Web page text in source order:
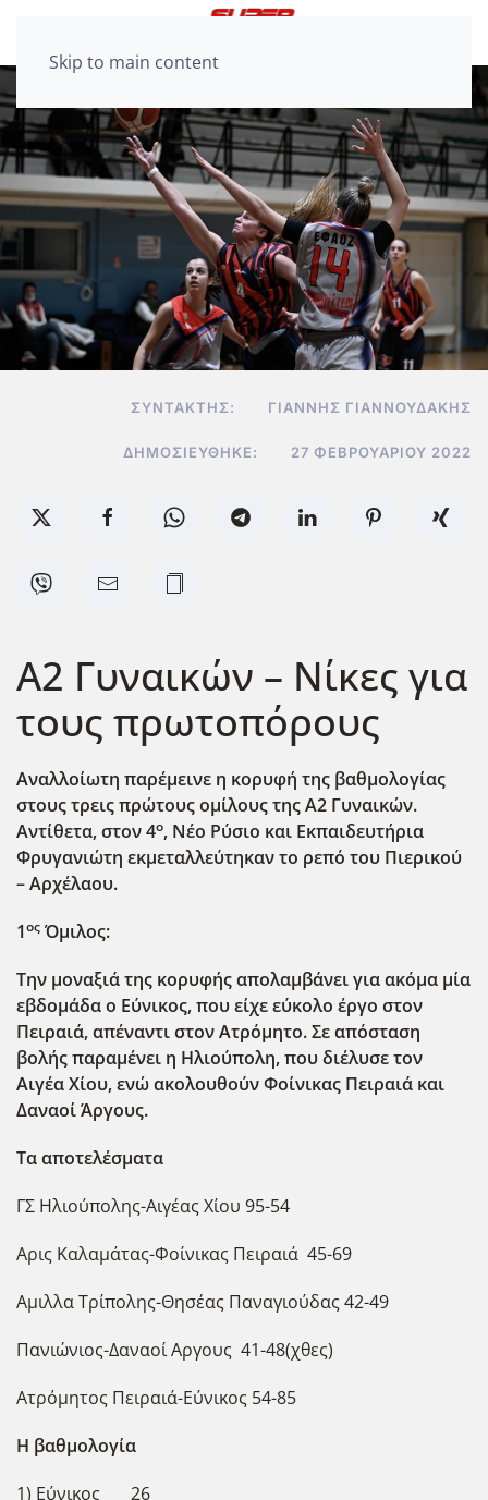
Skip to main content
ΣΥΝΤΆΚΤΗΣ: ΓΙΆΝΝΗΣ ΓΙΑΝΝΟΥΔΆΚΗΣ
ΔΗΜΟΣΙΕΎΘΗΚΕ: 27 ΦΕΒΡΟΥΑΡΊΟΥ 2022
Α2 Γυναικών – Νίκες για
τους πρωτοπόρους
Αναλλοίωτη παρέμεινε η κορυφή της βαθμολογίας
στους τρεις πρώτους ομίλους της Α2 Γυναικών.
Αντίθετα, στον 4ο, Νέο Ρύσιο και Εκπαιδευτήρια
Φρυγανιώτη εκμεταλλεύτηκαν το ρεπό του Πιερικού
– Αρχέλαου.
1ος Όμιλος:
Την μοναξιά της κορυφής απολαμβάνει για ακόμα μία
εβδομάδα ο Εύνικος, που είχε εύκολο έργο στον
Πειραιά, απέναντι στον Ατρόμητο. Σε απόσταση
βολής παραμένει η Ηλιούπολη, που διέλυσε τον
Αιγέα Χίου, ενώ ακολουθούν Φοίνικας Πειραιά και
Δαναοί Άργους.
Τα αποτελέσματα
ΓΣ Ηλιούπολης-Αιγέας Χίου 95-54
Αρις Καλαμάτας-Φοίνικας Πειραιά 45-69
Αμιλλα Τρίπολης-Θησέας Παναγιούδας 42-49
Πανιώνιος-Δαναοί Αργους 41-48(χθες)
Ατρόμητος Πειραιά-Εύνικος 54-85
Η βαθμολογία
1) Εύνικος 26